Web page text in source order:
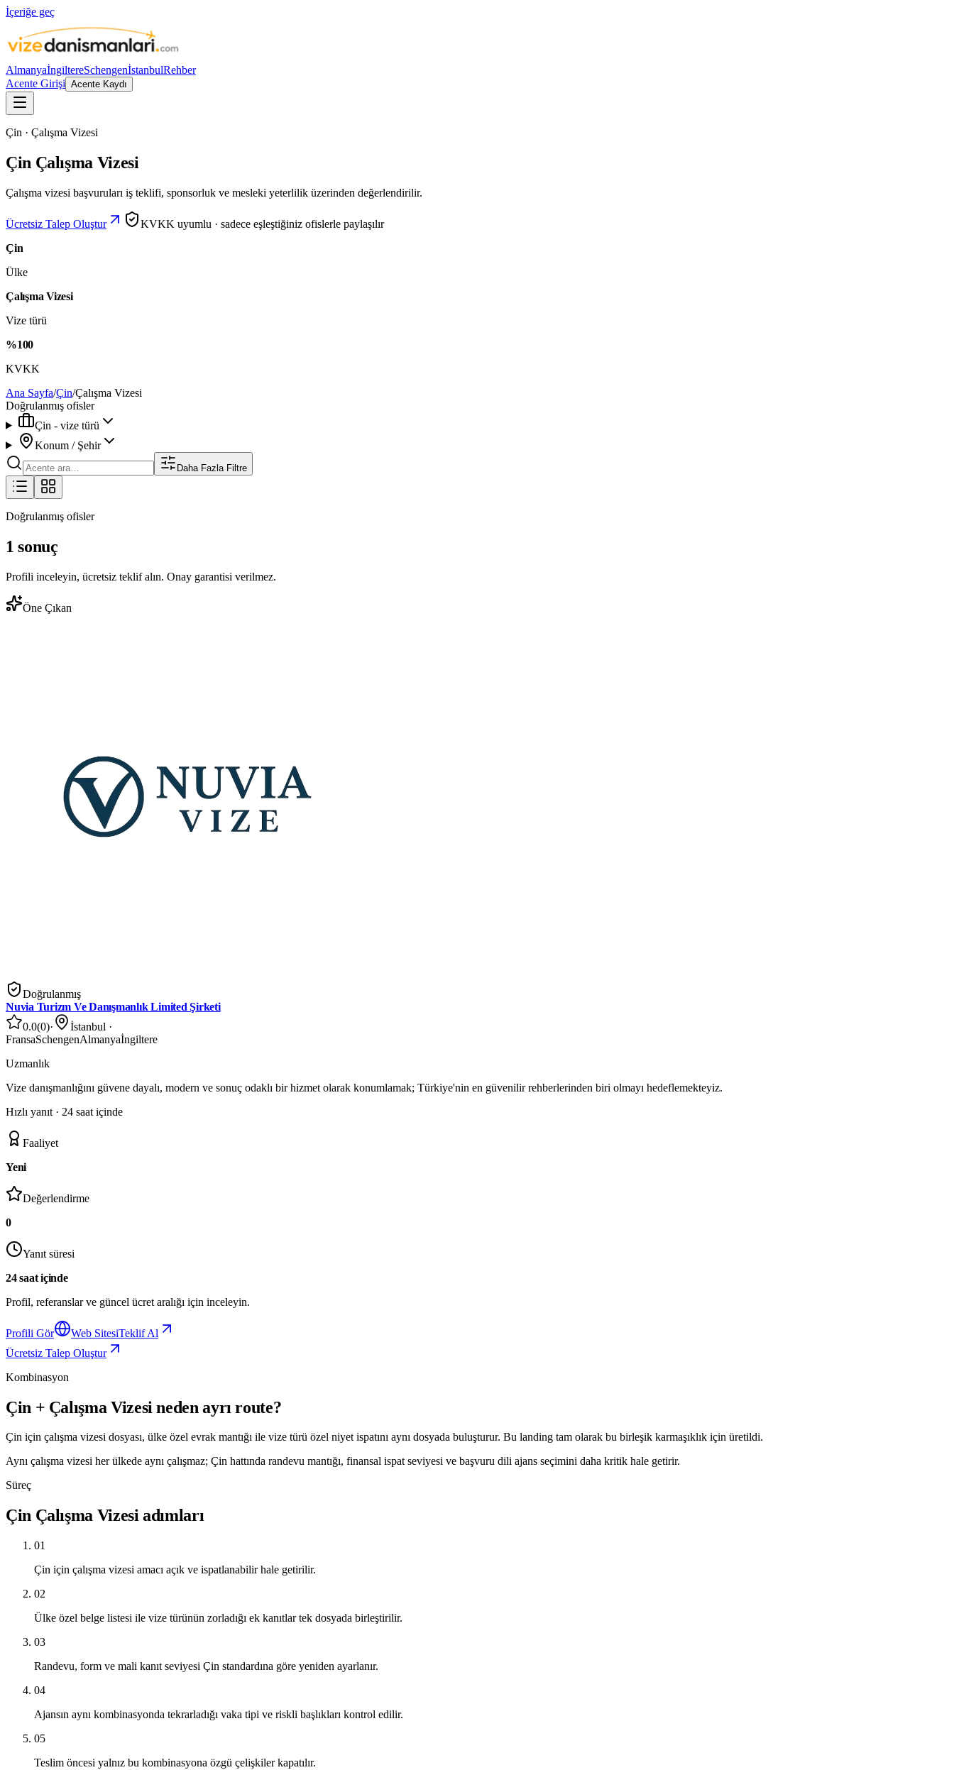
İçeriğe geç
AlmanyaİngiltereSchengenİstanbulRehber
Acente Girişi Acente Kaydı
Çin · Çalışma Vizesi
Çin Çalışma Vizesi
Çalışma vizesi başvuruları iş teklifi, sponsorluk ve mesleki yeterlilik üzerinden değerlendirilir.
Ücretsiz Talep Oluştur
KVKK uyumlu · sadece eşleştiğiniz ofislerle paylaşılır
Çin
Ülke
Çalışma Vizesi
Vize türü
%100
KVKK
Ana Sayfa/Çin/Çalışma Vizesi
Doğrulanmış ofisler
Çin - vize türü
Konum / Şehir
Daha Fazla Filtre
Doğrulanmış ofisler
1 sonuç
Profili inceleyin, ücretsiz teklif alın. Onay garantisi verilmez.
Öne Çıkan
Doğrulanmış
Nuvia Turizm Ve Danışmanlık Limited Şirketi
0.0(0)· İstanbul ·
FransaSchengenAlmanyaİngiltere
Uzmanlık
Vize danışmanlığını güvene dayalı, modern ve sonuç odaklı bir hizmet olarak konumlamak; Türkiye'nin en güvenilir rehberlerinden biri olmayı hedeflemekteyiz.
Hızlı yanıt · 24 saat içinde
Faaliyet
Yeni
Değerlendirme
0
Yanıt süresi
24 saat içinde
Profil, referanslar ve güncel ücret aralığı için inceleyin.
Profili Gör Web SitesiTeklif Al
Ücretsiz Talep Oluştur
Kombinasyon
Çin + Çalışma Vizesi neden ayrı route?
Çin için çalışma vizesi dosyası, ülke özel evrak mantığı ile vize türü özel niyet ispatını aynı dosyada buluşturur. Bu landing tam olarak bu birleşik karmaşıklık için üretildi.
Aynı çalışma vizesi her ülkede aynı çalışmaz; Çin hattında randevu mantığı, finansal ispat seviyesi ve başvuru dili ajans seçimini daha kritik hale getirir.
Süreç
Çin Çalışma Vizesi adımları
01
Çin için çalışma vizesi amacı açık ve ispatlanabilir hale getirilir.
02
Ülke özel belge listesi ile vize türünün zorladığı ek kanıtlar tek dosyada birleştirilir.
03
Randevu, form ve mali kanıt seviyesi Çin standardına göre yeniden ayarlanır.
04
Ajansın aynı kombinasyonda tekrarladığı vaka tipi ve riskli başlıkları kontrol edilir.
05
Teslim öncesi yalnız bu kombinasyona özgü çelişkiler kapatılır.